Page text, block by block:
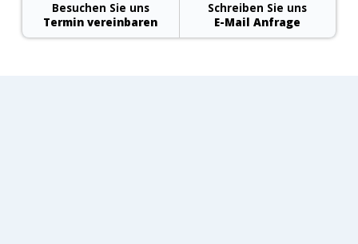
Besuchen Sie uns
Termin vereinbaren
Schreiben Sie uns
E-Mail Anfrage